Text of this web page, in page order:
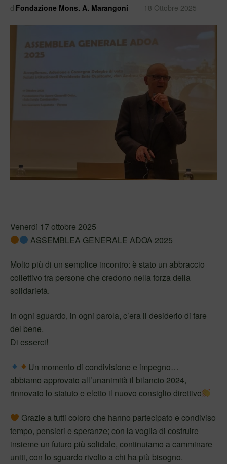
diFondazione Mons. A. Marangoni 18 Ottobre 2025
Venerdì 17 ottobre 2025
ASSEMBLEA GENERALE ADOA 2025
Molto più di un semplice incontro: è stato un abbraccio
collettivo tra persone che credono nella forza della
solidarietà.
In ogni sguardo, in ogni parola, c’era il desiderio di fare
del bene.
Di esserci!
Un momento di condivisione e impegno…
abbiamo approvato all’unanimità il bilancio 2024,
rinnovato lo statuto e eletto il nuovo consiglio direttivo
Grazie a tutti coloro che hanno partecipato e condiviso
tempo, pensieri e speranze; con la voglia di costruire
insieme un futuro più solidale, continuiamo a camminare
uniti, con lo sguardo rivolto a chi ha più bisogno.